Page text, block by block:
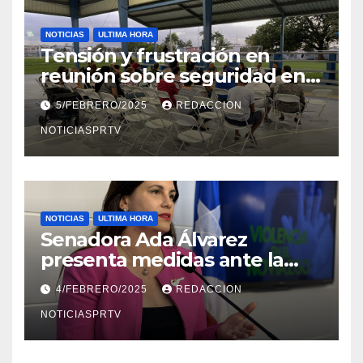
NOTICIAS ULTIMA HORA
Tensión y frustración en
reunión sobre seguridad en
Reparto Metropolitano
5/FEBRERO/2025 REDACCION
NOTICIASPRTV
NOTICIAS ULTIMA HORA
Senadora Ada Álvarez
presenta medidas ante la
violencia en el noviazgo
4/FEBRERO/2025 REDACCION
NOTICIASPRTV